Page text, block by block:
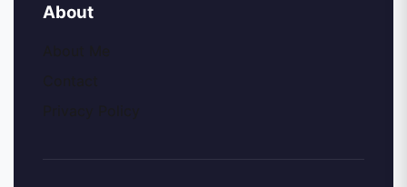
About